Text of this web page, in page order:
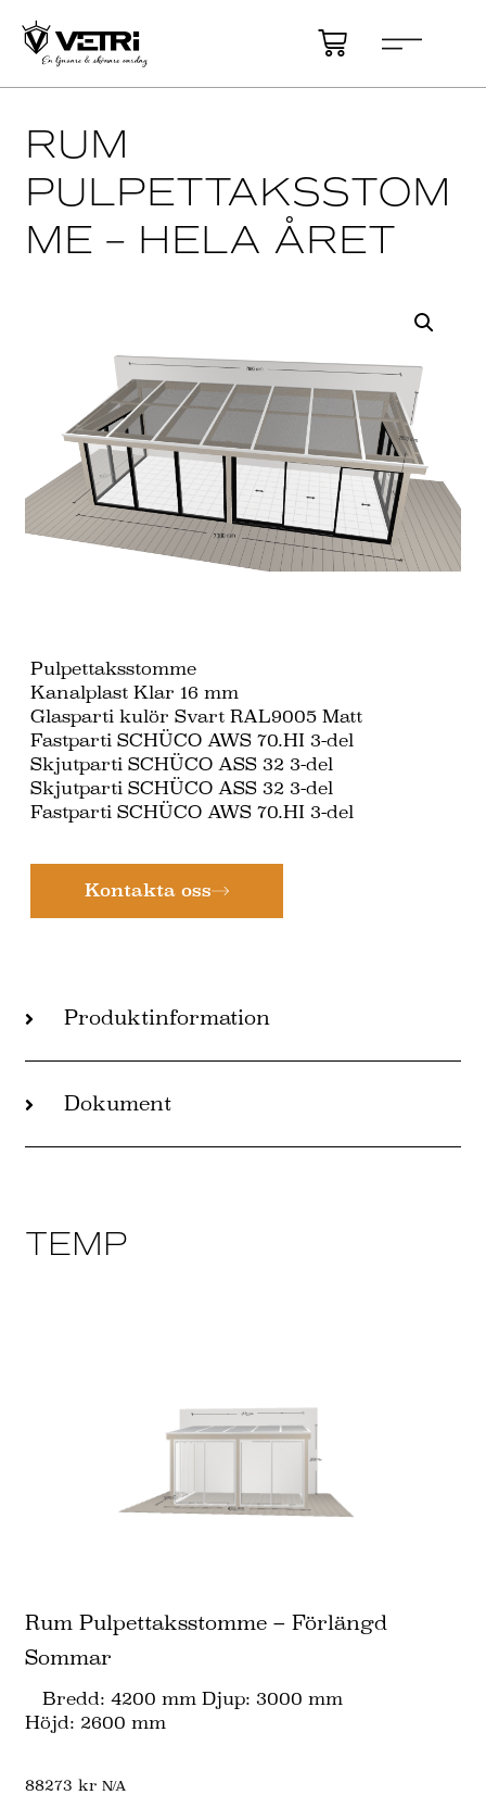
RUM
PULPETTAKSSTOM
ME – HELA ÅRET
Pulpettaksstomme
Kanalplast Klar 16 mm
Glasparti kulör Svart RAL9005 Matt
Fastparti SCHÜCO AWS 70.HI 3-del
Skjutparti SCHÜCO ASS 32 3-del
Skjutparti SCHÜCO ASS 32 3-del
Fastparti SCHÜCO AWS 70.HI 3-del
Kontakta oss
Produktinformation
Dokument
TEMP
Rum Pulpettaksstomme – Förlängd
Sommar
Bredd: 4200 mm Djup: 3000 mm
Höjd: 2600 mm
88273kr N/A